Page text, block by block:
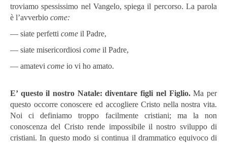
troviamo spessissimo nel Vangelo, spiega il percorso. La parola
è l’avverbio come:
— siate perfetti come il Padre,
— siate misericordio­si come il Padre,
— amatevi co­me io vi ho amato.
E’ questo il nostro Natale: diventare figli nel Figlio.Ma per
questo occorre conoscere ed accogliere Cristo nella nostra vita.
Noi ci definiamo troppo facilmente cristiani; ma la non
conoscenza del Cristo rende impossibile il nostro sviluppo di
cristiani. In questo modo si continua il drammatico equivoco di